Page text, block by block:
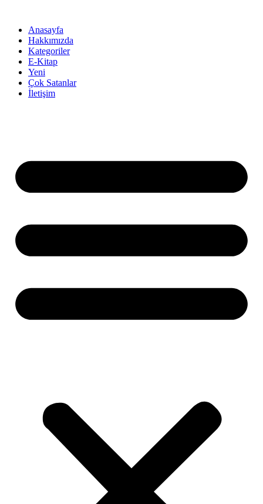
Anasayfa
Hakkımızda
Kategoriler
E-Kitap
Yeni
Çok Satanlar
İletişim